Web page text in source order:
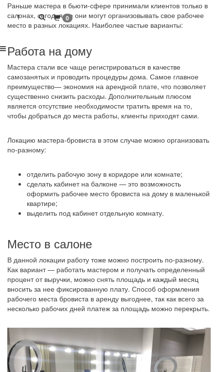
1 0
Раньше мастера в бьюти-сфере принимали клиентов только в
салонах, сегодня же они могут организовывать свое рабочее
место в разных локациях. Наиболее частые варианты:
Работа на дому
Мастера стали все чаще регистрироваться в качестве
самозанятых и проводить процедуры дома. Самое главное
преимущество— экономия на арендной плате, что позволяет
существенно снизить расходы. Дополнительным плюсом
является отсутствие необходимости тратить время на то,
чтобы добраться до места работы, клиенты приходят сами.
Локацию мастера-бровиста в этом случае можно организовать
по-разному:
отделить рабочую зону в коридоре или комнате;
сделать кабинет на балконе — это возможность
оформить рабочее место бровиста на дому в маленькой
квартире;
выделить под кабинет отдельную комнату.
Место в салоне
В данной локации работу тоже можно построить по-разному.
Как вариант — работать мастером и получать определенный
процент от выручки, можно снять площадь и каждый месяц
вносить за нее фиксированную плату. Способ оформления
рабочего места бровиста в аренду выгоднее, так как всего за
несколько рабочих дней платеж за площадь можно перекрыть.